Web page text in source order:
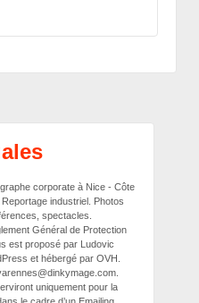
corporate à Nice - Côte
industriel. Photos
spectacles.
Général de Protection
est proposé par Ludovic
et hébergé par OVH.
uniquement pour la